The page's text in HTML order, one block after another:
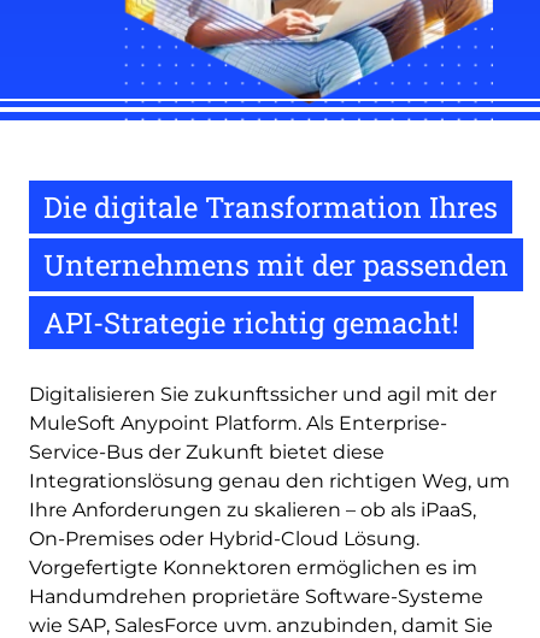
Die digitale Transformation Ihres
Unternehmens mit der passenden
API-Strategie richtig gemacht!
Digitalisieren Sie zukunftssicher und agil mit der
MuleSoft Anypoint Platform. Als Enterprise-
Service-Bus der Zukunft bietet diese
Integrationslösung genau den richtigen Weg, um
Ihre Anforderungen zu skalieren – ob als iPaaS,
On-Premises oder Hybrid-Cloud Lösung.
Vorgefertigte Konnektoren ermöglichen es im
Handumdrehen proprietäre Software-Systeme
wie SAP, SalesForce uvm. anzubinden, damit Sie